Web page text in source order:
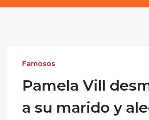
Famosos
Pamela Vill
a su marido y